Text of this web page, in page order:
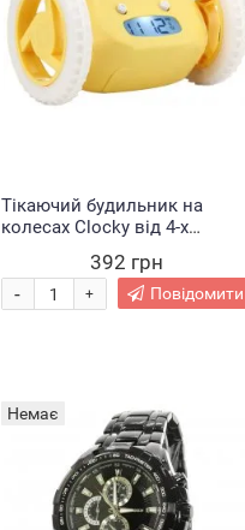
Тікаючий будильник на
колесах Clocky від 4-х
392 грн
+
- Повідомити
Немає